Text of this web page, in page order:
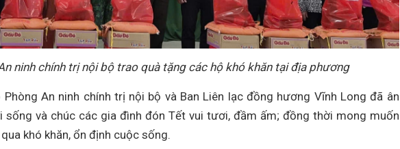
ninh chính trị nội bộ trao quà tặng các hộ khó khăn tại địa phương
An ninh chính trị nội bộ và Ban Liên lạc đồng hương Vĩnh Long đã ân
sống và chúc các gia đình đón Tết vui tươi, đầm ấm; đồng thời mong muốn
khó khăn, ổn định cuộc sống.